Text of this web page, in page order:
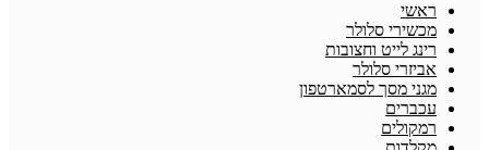
ראשי
מכשירי סלולר
רינג לייט וחצובות
אביזרי סלולר
מגני מסך לסמארטפון
עכברים
רמקולים